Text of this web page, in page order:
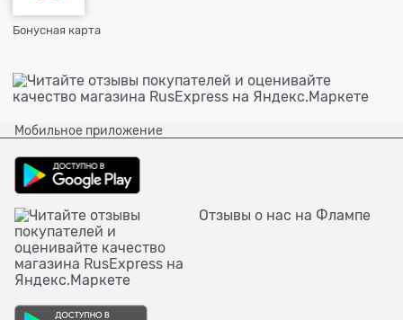
Бонусная карта
Мобильное приложение
Отзывы о нас на Флампе